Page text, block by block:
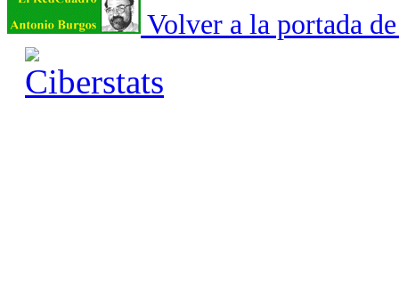
Volver a la portada